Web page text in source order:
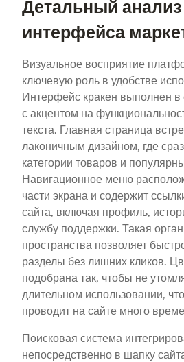
Детальный анализ
интерфейса
Визуальное восприятие
ключевую роль в удобстве
Интерфейс кракен выполнен в
с акцентом на
текста. Главная страница
лаконичным дизайном, где
категории товаров и
Навигационное меню
части экрана и содержит
сайта, включая профиль,
службу поддержки. Такая
пространства позволяет
разделы без лишних кликов.
подобрана так, чтобы не
длительном использовании,
проводит на сайте много
Поисковая система
непосредственно в шапку